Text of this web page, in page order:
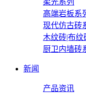
高端岩板系
现代仿古砖
木纹砖|布纹
厨卫内墙砖
新闻
产品资讯